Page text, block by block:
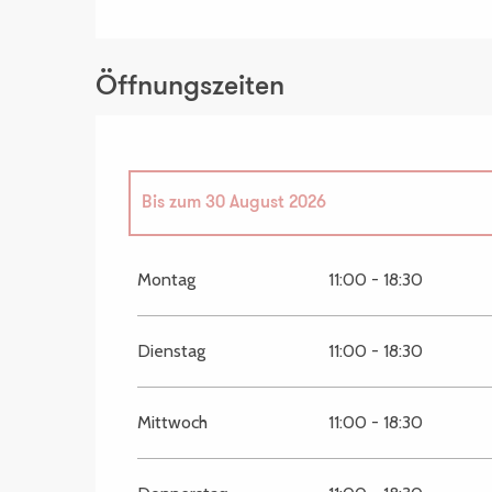
Öffnungszeiten
Bis zum 30 August 2026
Montag 11:00 - 18:30
Dienstag 11:00 - 18:30
Mittwoch 11:00 - 18:30